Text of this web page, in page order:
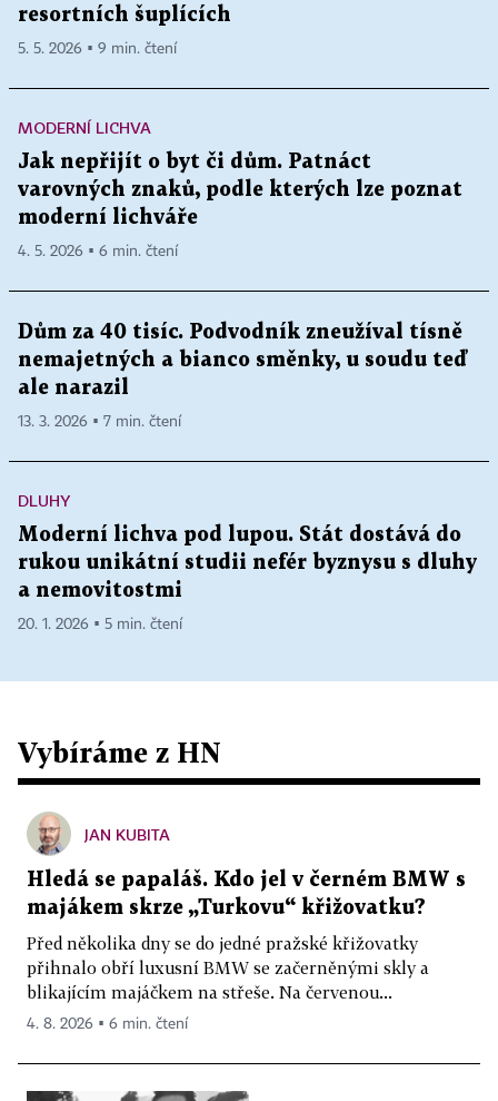
resortních šuplících
5. 5. 2026 ▪ 9 min. čtení
MODERNÍ LICHVA
Jak nepřijít o byt či dům. Patnáct
varovných znaků, podle kterých lze poznat
moderní lichváře
4. 5. 2026 ▪ 6 min. čtení
Dům za 40 tisíc. Podvodník zneužíval tísně
nemajetných a bianco směnky, u soudu teď
ale narazil
13. 3. 2026 ▪ 7 min. čtení
DLUHY
Moderní lichva pod lupou. Stát dostává do
rukou unikátní studii nefér byznysu s dluhy
a nemovitostmi
20. 1. 2026 ▪ 5 min. čtení
Vybíráme z HN
JAN KUBITA
Hledá se papaláš. Kdo jel v černém BMW s
majákem skrze „Turkovu“ křižovatku?
Před několika dny se do jedné pražské křižovatky
přihnalo obří luxusní BMW se začerněnými skly a
blikajícím majáčkem na střeše. Na červenou...
4. 8. 2026 ▪ 6 min. čtení